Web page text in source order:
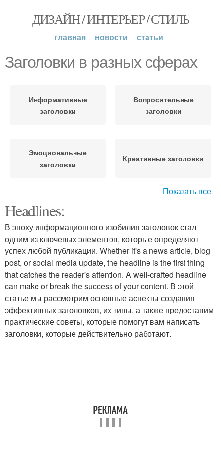
ДИЗАЙН / ИНТЕРЬЕР / СТИЛЬ
главная новости статьи
Заголовки в разных сферах
Информативные
заголовки
Вопросительные
заголовки
Эмоциональные
заголовки
Креативные заголовки
Успешные заголовки
Показать все
Headlines:
В эпоху информационного изобилия заголовок стал
одним из ключевых элементов, которые определяют
успех любой публикации. Whether it's a news article, blog
post, or social media update, the headline is the first thing
that catches the reader's attention. A well-crafted headline
can make or break the success of your content. В этой
статье мы рассмотрим основные аспекты создания
эффективных заголовков, их типы, а также предоставим
практические советы, которые помогут вам написать
заголовки, которые действительно работают.